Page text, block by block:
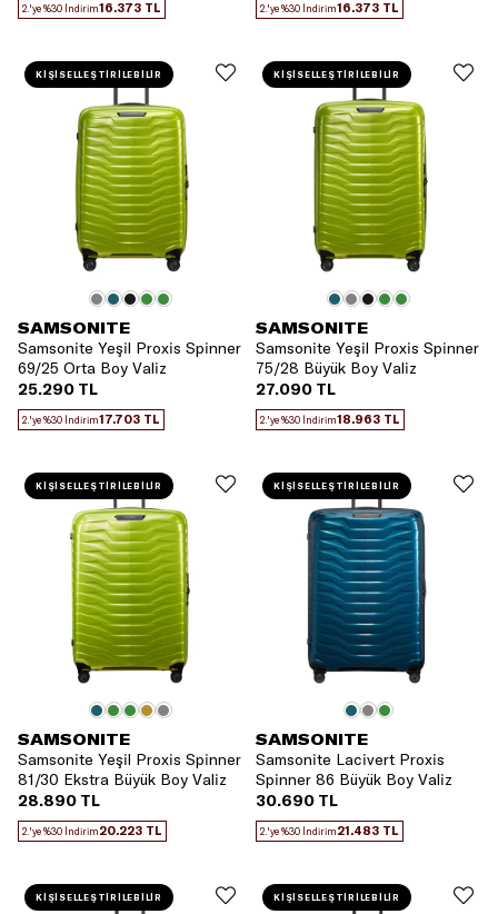
2.'ye %30 İndirim16.373 TL 2.'ye %30 İndirim16.373 TL
SAMSONITE
Samsonite Yeşil Proxis Spinner
69/25 Orta Boy Valiz
25.290 TL
2.'ye %30 İndirim17.703 TL
KİŞİSELLEŞTİRİLEBİLİR
SAMSONITE
Samsonite Yeşil Proxis Spinner
75/28 Büyük Boy Valiz
27.090 TL
2.'ye %30 İndirim18.963 TL
KİŞİSELLEŞTİRİLEBİLİR
SAMSONITE
Samsonite Yeşil Proxis Spinner
81/30 Ekstra Büyük Boy Valiz
28.890 TL
2.'ye %30 İndirim20.223 TL
KİŞİSELLEŞTİRİLEBİLİR
SAMSONITE
Samsonite Lacivert Proxis
Spinner 86 Büyük Boy Valiz
30.690 TL
2.'ye %30 İndirim21.483 TL
KİŞİSELLEŞTİRİLEBİLİR
KİŞİSELLEŞTİRİLEBİLİR KİŞİSELLEŞTİRİLEBİLİR